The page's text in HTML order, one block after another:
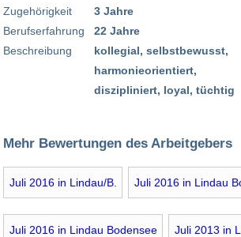
Zugehörigkeit
Berufserfahrung
Beschreibung
3 Jahre
22 Jahre
kollegial, selbstbewusst,
harmonieorientiert,
diszipliniert, loyal, tüchtig
Mehr Bewertungen des Arbeitgebers
Juli 2016 in Lindau/B. Juli 2016 in Lindau
Juli 2016 in Lindau Bodensee Juli 2013 in